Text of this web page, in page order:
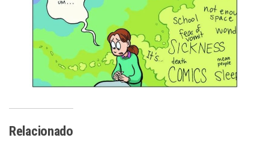
Relacionado